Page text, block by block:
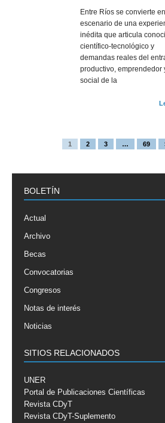
Entre Ríos se convierte en
escenario de una
inédita que articula
científico-tecnológico y
demandas reales del
productivo, emprendedor
social de la
1 2 3 … 69
BOLETÍN
Actual
Archivo
Becas
Convocatorias
Congresos
Notas de interés
Noticias
SITIOS RELACIONADOS
UNER
Portal de Publicaciones Científicas
Revista CDyT
Revista CDyT-Suplemento